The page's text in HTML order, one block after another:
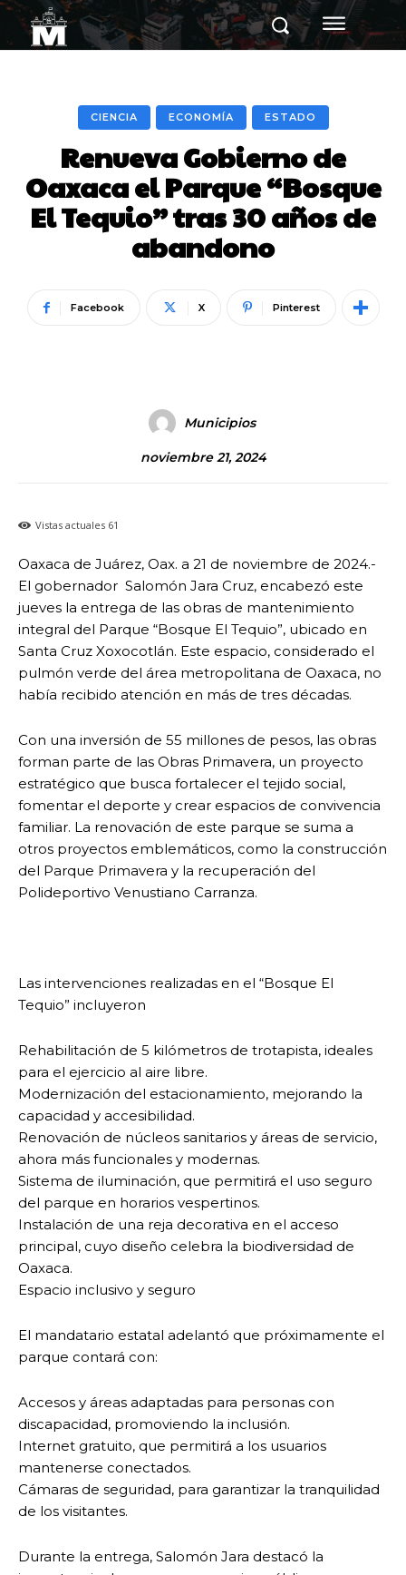
CIENCIA ECONOMÍA ESTADO
Renueva Gobierno de
Oaxaca el Parque “Bosque
El Tequio” tras 30 años de
abandono
Facebook X Pinterest
Municipios
noviembre 21, 2024
Vistas actuales 61
Oaxaca de Juárez, Oax. a 21 de noviembre de 2024.-
El gobernador Salomón Jara Cruz, encabezó este
jueves la entrega de las obras de mantenimiento
integral del Parque “Bosque El Tequio”, ubicado en
Santa Cruz Xoxocotlán. Este espacio, considerado el
pulmón verde del área metropolitana de Oaxaca, no
había recibido atención en más de tres décadas.
Con una inversión de 55 millones de pesos, las obras
forman parte de las Obras Primavera, un proyecto
estratégico que busca fortalecer el tejido social,
fomentar el deporte y crear espacios de convivencia
familiar. La renovación de este parque se suma a
otros proyectos emblemáticos, como la construcción
del Parque Primavera y la recuperación del
Polideportivo Venustiano Carranza.
Las intervenciones realizadas en el “Bosque El
Tequio” incluyeron
Rehabilitación de 5 kilómetros de trotapista, ideales
para el ejercicio al aire libre.
Modernización del estacionamiento, mejorando la
capacidad y accesibilidad.
Renovación de núcleos sanitarios y áreas de servicio,
ahora más funcionales y modernas.
Sistema de iluminación, que permitirá el uso seguro
del parque en horarios vespertinos.
Instalación de una reja decorativa en el acceso
principal, cuyo diseño celebra la biodiversidad de
Oaxaca.
Espacio inclusivo y seguro
El mandatario estatal adelantó que próximamente el
parque contará con:
Accesos y áreas adaptadas para personas con
discapacidad, promoviendo la inclusión.
Internet gratuito, que permitirá a los usuarios
mantenerse conectados.
Cámaras de seguridad, para garantizar la tranquilidad
de los visitantes.
Durante la entrega, Salomón Jara destacó la